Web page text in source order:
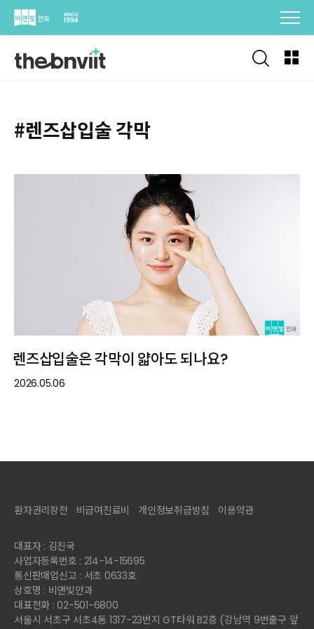
Skip
#렌즈삽입술 각막
렌즈삽입술은 각막이 얇아도 되나요?
2026.05.06
환자권리장전 비급여진료비 개인정보취급방침 이용약관
대표자 : 김진국
사업자등록번호 : 214-14-15695
통신판매업신고 : 서초 0633호
상호명 : 비앤빛안과
대표전화 : 02-501-6800
서울시 서초구 서초4동 1317-23번지 GT타워 B2층 (강남역 9번출구 앞